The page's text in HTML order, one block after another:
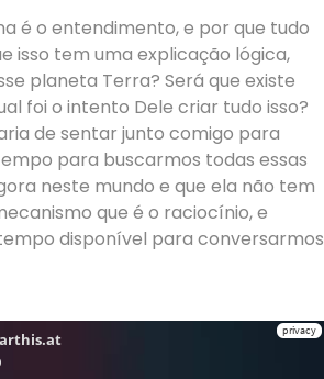
é o entendimento, e por que tudo
isso tem uma explicação lógica,
planeta Terra? Será que existe
foi o intento Dele criar tudo isso?
de sentar junto comigo para
para buscarmos todas essas
neste mundo e que ela não tem
que é o raciocínio, e
disponível para conversarmos